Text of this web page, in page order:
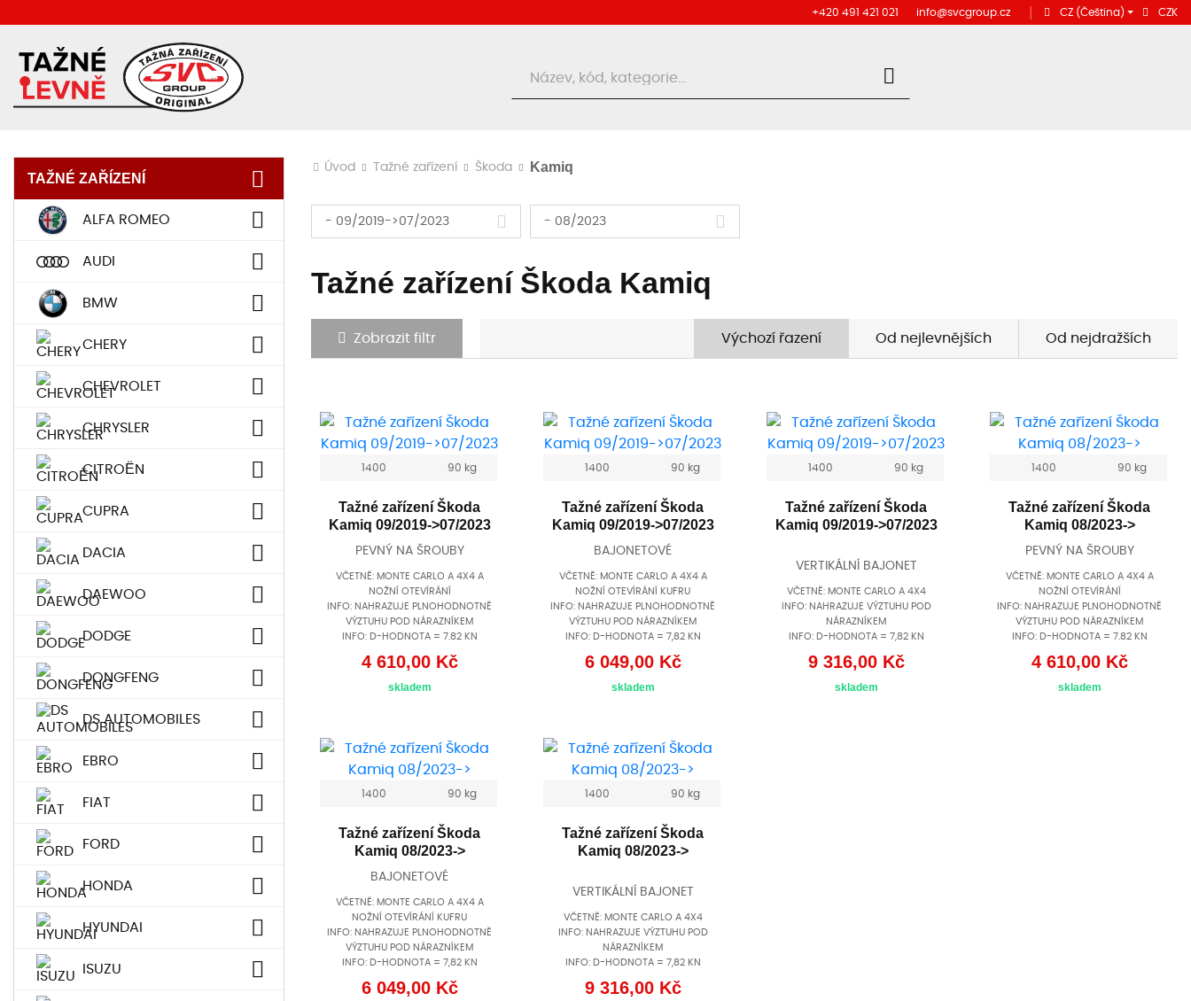
+420 491 421 021 info@svcgroup.cz CZ (Čeština) CZK
TAŽNÉ ZAŘÍZENÍ
ALFA ROMEO
AUDI
BMW
CHERY
CHEVROLET
CHRYSLER
CITROËN
CUPRA
DACIA
DAEWOO
DODGE
DONGFENG
DS AUTOMOBILES
EBRO
FIAT
FORD
HONDA
HYUNDAI
ISUZU
Úvod Tažné zařízení Škoda Kamiq
- 09/2019->07/2023 - 08/2023
Tažné zařízení Škoda Kamiq
Zobrazit filtr Výchozí řazení Od nejlevnějších Od nejdražších
1400 90 kg
Tažné zařízení Škoda
Kamiq 09/2019->07/2023
PEVNÝ NA ŠROUBY
VČETNĚ: MONTE CARLO A 4X4 A
NOŽNÍ OTEVÍRÁNÍ
INFO: NAHRAZUJE PLNOHODNOTNĚ
VÝZTUHU POD NÁRAZNÍKEM
INFO: D-HODNOTA = 7.82 KN
4 610,00 Kč
skladem
1400 90 kg
Tažné zařízení Škoda
Kamiq 09/2019->07/2023
BAJONETOVÉ
VČETNĚ: MONTE CARLO A 4X4 A
NOŽNÍ OTEVÍRÁNÍ KUFRU
INFO: NAHRAZUJE PLNOHODNOTNĚ
VÝZTUHU POD NÁRAZNÍKEM
INFO: D-HODNOTA = 7,82 KN
6 049,00 Kč
skladem
1400 90 kg
Tažné zařízení Škoda
Kamiq 09/2019->07/2023
VERTIKÁLNÍ BAJONET
VČETNĚ: MONTE CARLO A 4X4
INFO: NAHRAZUJE VÝZTUHU POD
NÁRAZNÍKEM
INFO: D-HODNOTA = 7,82 KN
9 316,00 Kč
skladem
1400 90 kg
Tažné zařízení Škoda
Kamiq 08/2023->
PEVNÝ NA ŠROUBY
VČETNĚ: MONTE CARLO A 4X4 A
NOŽNÍ OTEVÍRÁNÍ
INFO: NAHRAZUJE PLNOHODNOTNĚ
VÝZTUHU POD NÁRAZNÍKEM
INFO: D-HODNOTA = 7.82 KN
4 610,00 Kč
skladem
1400 90 kg
Tažné zařízení Škoda
Kamiq 08/2023->
BAJONETOVÉ
VČETNĚ: MONTE CARLO A 4X4 A
NOŽNÍ OTEVÍRÁNÍ KUFRU
INFO: NAHRAZUJE PLNOHODNOTNĚ
VÝZTUHU POD NÁRAZNÍKEM
INFO: D-HODNOTA = 7,82 KN
6 049,00 Kč
1400 90 kg
Tažné zařízení Škoda
Kamiq 08/2023->
VERTIKÁLNÍ BAJONET
VČETNĚ: MONTE CARLO A 4X4
INFO: NAHRAZUJE VÝZTUHU POD
NÁRAZNÍKEM
INFO: D-HODNOTA = 7,82 KN
9 316,00 Kč